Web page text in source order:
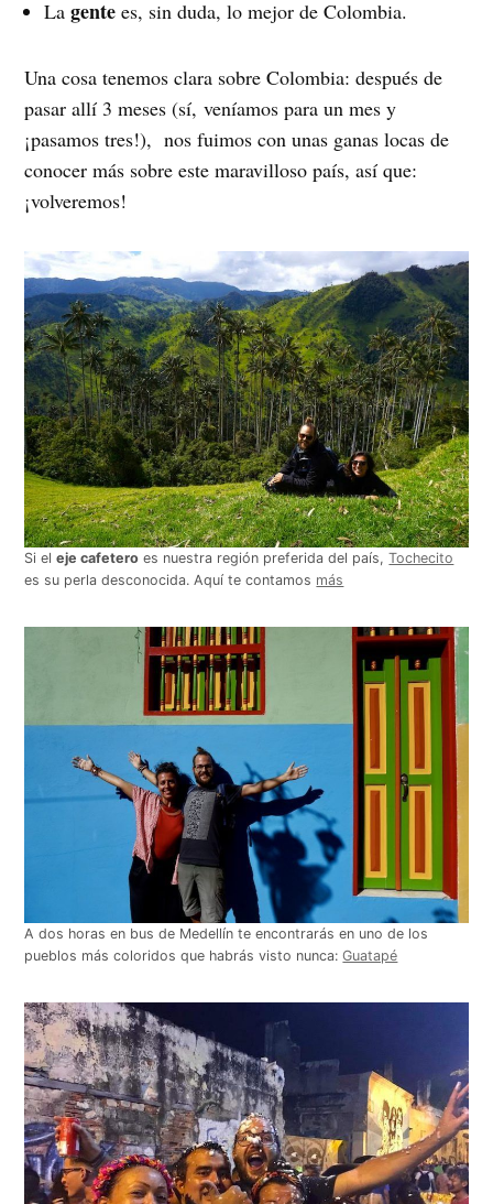
Lagente es, sin duda, lo mejor de Colombia.
Una cosa tenemos clara sobre Colombia: después de
pasar allí 3 meses (sí, veníamos para un mes y
¡pasamos tres!), nos fuimos con unas ganas locas de
conocer más sobre este maravilloso país, así que:
¡volveremos!
Si eleje cafetero es nuestra región preferida del país,Tochecito
es su perla desconocida. Aquí te contamos más
A dos horas en bus de Medellín te encontrarás en uno de los
pueblos más coloridos que habrás visto nunca:Guatapé